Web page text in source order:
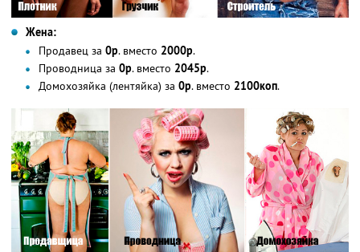
Жена:
Продавец за 0р. вместо 2000р.
Проводница за 0р. вместо 2045р.
Домохозяйка (лентяйка) за 0р. вместо 2100коп.